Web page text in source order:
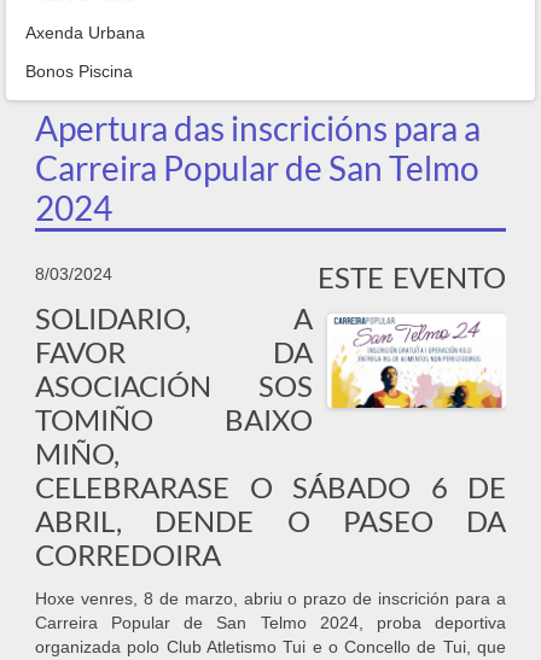
Axenda Urbana
Bonos Piscina
Apertura das inscricións para a
Carreira Popular de San Telmo
2024
8/03/2024
ESTE EVENTO
SOLIDARIO, A
FAVOR DA
ASOCIACIÓN SOS
TOMIÑO BAIXO
MIÑO,
CELEBRARASE O SÁBADO 6 DE
ABRIL, DENDE O PASEO DA
CORREDOIRA
Hoxe venres, 8 de marzo, abriu o prazo de inscrición para a
Carreira Popular de San Telmo 2024, proba deportiva
organizada polo Club Atletismo Tui e o Concello de Tui, que